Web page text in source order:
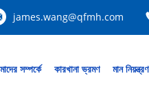
james.wang@qfmh.com
সম্পর্কে কারখানা ভ্রমণ মান নিয়ন্ত্রণ